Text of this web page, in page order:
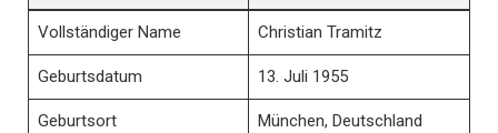
Vollständiger Name Christian Tramitz
Geburtsdatum 13. Juli 1955
Geburtsort München, Deutschland